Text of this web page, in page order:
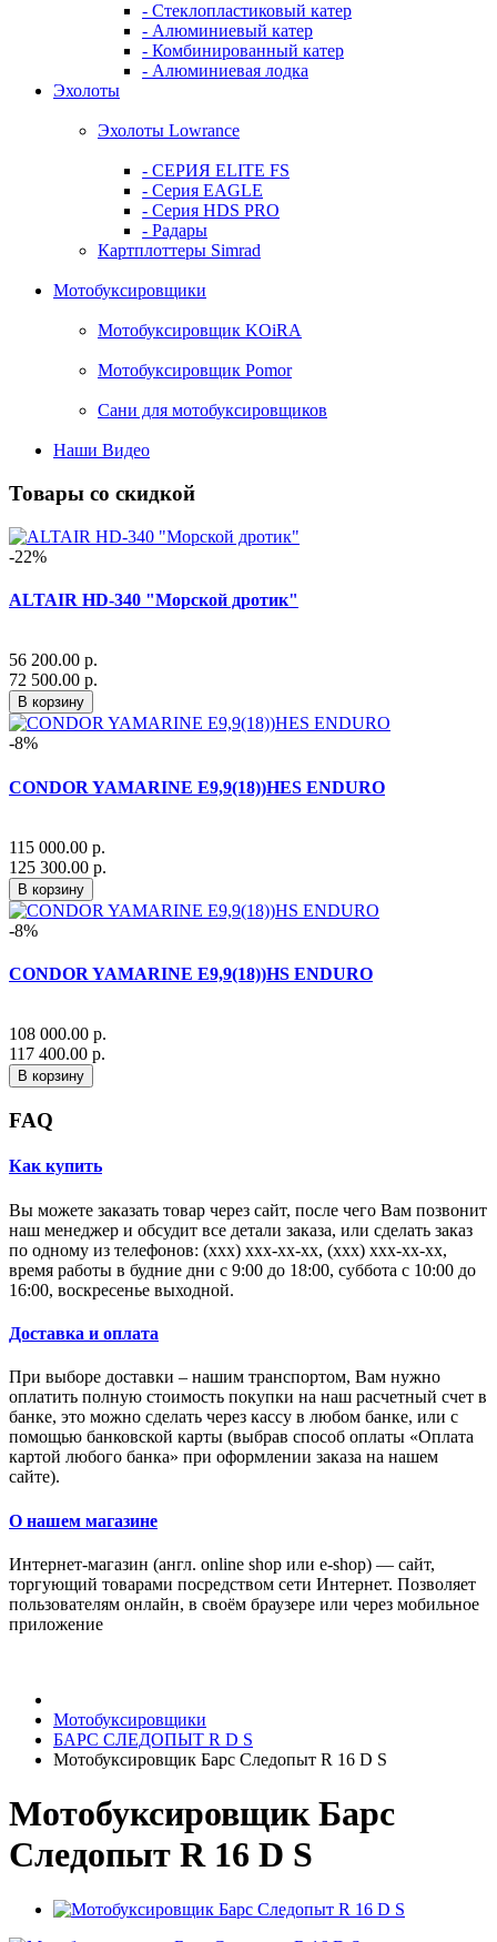
- Cтеклопластиковый катер
- Алюминиевый катер
- Комбинированный катер
- Алюминиевая лодка
Эхолоты
Эхолоты Lowrance
- СЕРИЯ ELITE FS
- Серия EAGLE
- Серия HDS PRO
- Радары
Картплоттеры Simrad
Мотобуксировщики
Мотобуксировщик KOiRA
Мотобуксировщик Pomor
Сани для мотобуксировщиков
Наши Видео
Товары со скидкой
-22%
ALTAIR HD-340 "Морской дротик"
56 200.00 р.
72 500.00 р.
В корзину
-8%
CONDOR YAMARINE E9,9(18))HES ENDURO
115 000.00 р.
125 300.00 р.
В корзину
-8%
CONDOR YAMARINE E9,9(18))HS ENDURO
108 000.00 р.
117 400.00 р.
В корзину
FAQ
Как купить
Вы можете заказать товар через сайт, после чего Вам позвонит
наш менеджер и обсудит все детали заказа, или сделать заказ
по одному из телефонов: (xxx) xxx-xx-xx, (xxx) xxx-xx-xx,
время работы в будние дни с 9:00 до 18:00, суббота с 10:00 до
16:00, воскресенье выходной.
Доставка и оплата
При выборе доставки – нашим транспортом, Вам нужно
оплатить полную стоимость покупки на наш расчетный счет в
банке, это можно сделать через кассу в любом банке, или с
помощью банковской карты (выбрав способ оплаты «Оплата
картой любого банка» при оформлении заказа на нашем
сайте).
О нашем магазине
Интернет-магазин (англ. online shop или e-shop) — сайт,
торгующий товарами посредством сети Интернет. Позволяет
пользователям онлайн, в своём браузере или через мобильное
приложение
Мотобуксировщики
БАРС СЛЕДОПЫТ R D S
Мотобуксировщик Барс Следопыт R 16 D S
Мотобуксировщик Барс
Следопыт R 16 D S